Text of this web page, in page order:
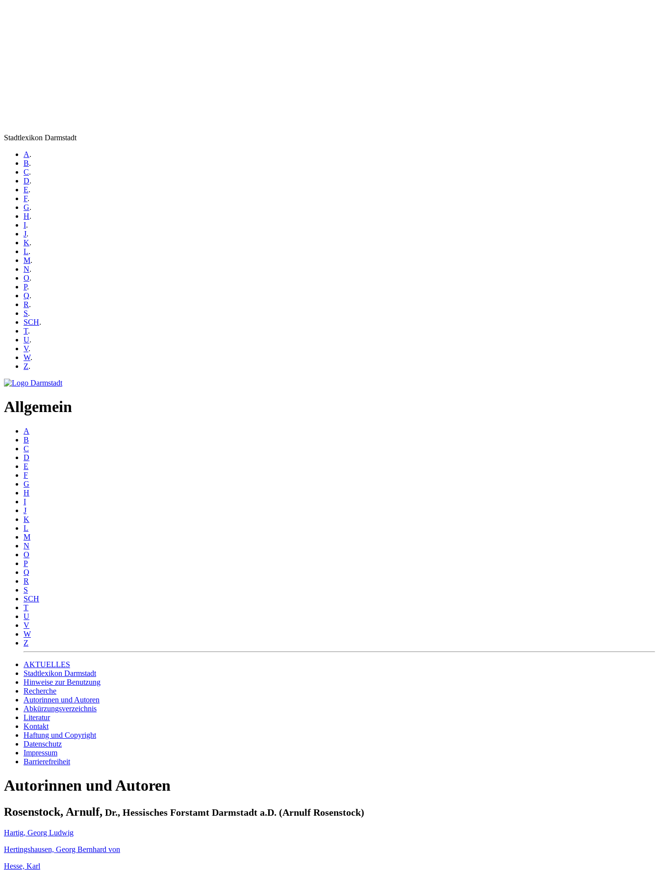
Stadtlexikon Darmstadt
A.
B.
C.
D.
E.
F.
G.
H.
I.
J.
K.
L.
M.
N.
O.
P.
Q.
R.
S.
SCH.
T.
U.
V.
W.
Z.
Allgemein
A
B
C
D
E
F
G
H
I
J
K
L
M
N
O
P
Q
R
S
SCH
T
U
V
W
Z
AKTUELLES
Stadtlexikon Darmstadt
Hinweise zur Benutzung
Recherche
Autorinnen und Autoren
Abkürzungsverzeichnis
Literatur
Kontakt
Haftung und Copyright
Datenschutz
Impressum
Barrierefreiheit
Autorinnen und Autoren
Rosenstock, Arnulf, Dr., Hessisches Forstamt Darmstadt a.D. (Arnulf Rosenstock)
Hartig, Georg Ludwig
Hertingshausen, Georg Bernhard von
Hesse, Karl